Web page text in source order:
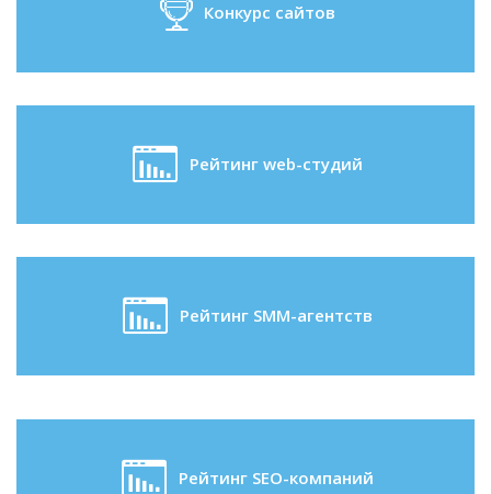
Конкурс сайтов
Рейтинг web-студий
Рейтинг SMM-агентств
Рейтинг SEO-компаний